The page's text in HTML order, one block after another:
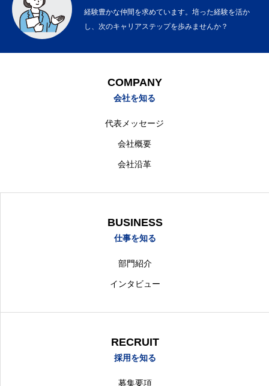
経験豊かな仲間を求めています。培った経験を活か
し、次のキャリアステップを歩みませんか？
COMPANY
会社を知る
代表メッセージ
会社概要
会社沿革
BUSINESS
仕事を知る
部門紹介
インタビュー
RECRUIT
採用を知る
募集要項